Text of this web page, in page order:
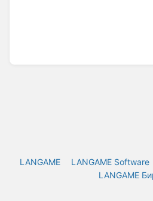
LANGAME LANGAME Software
LANGAME